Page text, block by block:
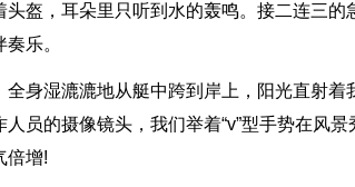
盔，耳朵里只听到水的轰鸣。接二连三的
乐。
全身湿漉漉地从艇中跨到岸上，阳光直射
员的摄像镜头，我们举着“v”型手势在风
倍增!